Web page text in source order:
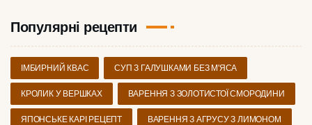
Популярні рецепти
ІМБИРНИЙ КВАС СУП З ГАЛУШКАМИ БЕЗ М'ЯСА
КРОЛИК У ВЕРШКАХ ВАРЕННЯ З ЗОЛОТИСТОЇ СМОРОДИНИ
ЯПОНСЬКЕ КАРІ РЕЦЕПТ ВАРЕННЯ З АГРУСУ З ЛИМОНОМ